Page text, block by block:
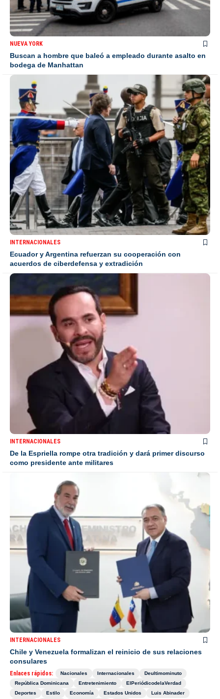
NUEVA YORK
Buscan a hombre que baleó a empleado durante asalto en
bodega de Manhattan
INTERNACIONALES
Ecuador y Argentina refuerzan su cooperación con
acuerdos de ciberdefensa y extradición
INTERNACIONALES
De la Espriella rompe otra tradición y dará primer discurso
como presidente ante militares
INTERNACIONALES
Chile y Venezuela formalizan el reinicio de sus relaciones
consulares
Enlaces rápidos: Nacionales Internacionales
Deultimominuto
República Dominicana
Entretenimiento
ElPeriódicodelaVerdad
Deportes
Estilo Economía Estados Unidos
Luis Abinader